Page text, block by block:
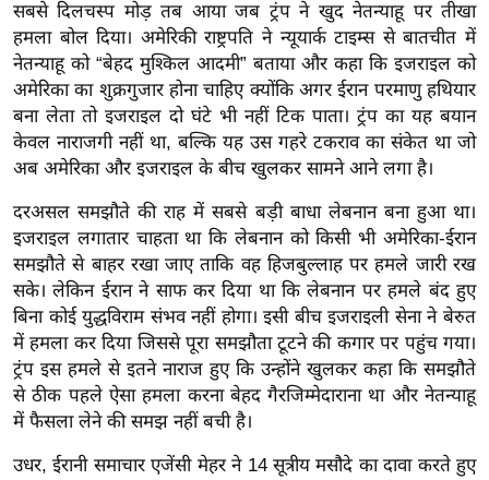
न्यू
ज
ब्री
फ
म
नो
ज
न
ज
ग
त
बॉ
ली
वु
ड
सबसे दिलचस्प मोड़ तब आया जब ट्रंप ने खुद नेतन्याहू पर तीखा
हमला बोल दिया। अमेरिकी राष्ट्रपति ने न्यूयार्क टाइम्स से बातचीत में
नेतन्याहू को “बेहद मुश्किल आदमी” बताया और कहा कि इजराइल को
अमेरिका का शुक्रगुजार होना चाहिए क्योंकि अगर ईरान परमाणु हथियार
बना लेता तो इजराइल दो घंटे भी नहीं टिक पाता। ट्रंप का यह बयान
केवल नाराजगी नहीं था, बल्कि यह उस गहरे टकराव का संकेत था जो
अब अमेरिका और इजराइल के बीच खुलकर सामने आने लगा है।
दरअसल समझौते की राह में सबसे बड़ी बाधा लेबनान बना हुआ था।
इजराइल लगातार चाहता था कि लेबनान को किसी भी अमेरिका-ईरान
समझौते से बाहर रखा जाए ताकि वह हिजबुल्लाह पर हमले जारी रख
सके। लेकिन ईरान ने साफ कर दिया था कि लेबनान पर हमले बंद हुए
बिना कोई युद्धविराम संभव नहीं होगा। इसी बीच इजराइली सेना ने बेरुत
में हमला कर दिया जिससे पूरा समझौता टूटने की कगार पर पहुंच गया।
ट्रंप इस हमले से इतने नाराज हुए कि उन्होंने खुलकर कहा कि समझौते
से ठीक पहले ऐसा हमला करना बेहद गैरजिम्मेदाराना था और नेतन्याहू
में फैसला लेने की समझ नहीं बची है।
उधर, ईरानी समाचार एजेंसी मेहर ने 14 सूत्रीय मसौदे का दावा करते हुए